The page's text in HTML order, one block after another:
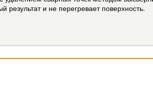
и не перегревает поверхность.